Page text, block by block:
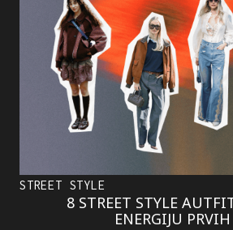
STREET STYLE
8 STREET STYLE
ENERGIJU